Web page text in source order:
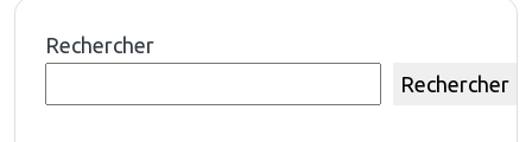
Rechercher
Rechercher